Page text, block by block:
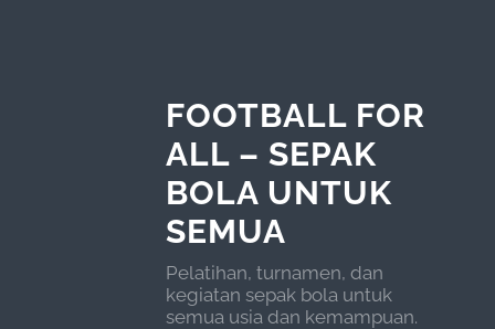
FOOTBALL FOR
ALL – SEPAK
BOLA UNTUK
SEMUA
Pelatihan, turnamen, dan
kegiatan sepak bola untuk
semua usia dan kemampuan.